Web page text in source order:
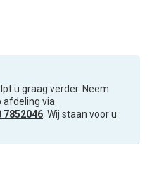
u graag verder. Neem
afdeling via
7852046 . Wij staan voor u